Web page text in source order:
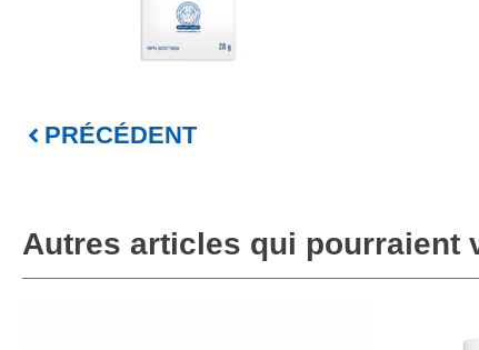
PRÉCÉDENT
Autres articles qui pourraient